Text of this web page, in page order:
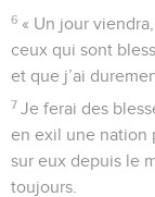
6 « Un jour
ceux qui sont
et que j’ai
7 Je ferai des
en exil une nation
sur eux depuis le
toujours.